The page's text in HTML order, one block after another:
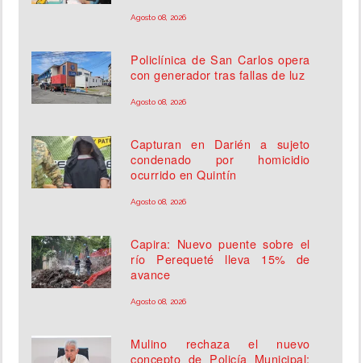
Agosto 08, 2026
Policlínica de San Carlos opera
con generador tras fallas de luz
Agosto 08, 2026
Capturan en Darién a sujeto
condenado por homicidio
ocurrido en Quintín
Agosto 08, 2026
Capira: Nuevo puente sobre el
río Perequeté lleva 15% de
avance
Agosto 08, 2026
Mulino rechaza el nuevo
concepto de Policía Municipal: